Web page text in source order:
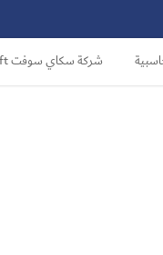
شركة سكاي سوفت Skysoft